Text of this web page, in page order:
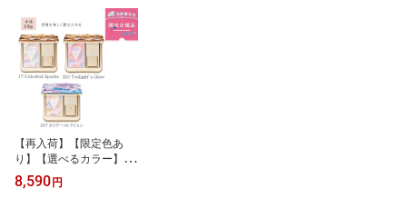
24g｜フェイスパウダー
Cle de Peau Beaute 資
生堂 ギフト プレゼント
誕生日
【再入荷】【限定色あ
り】【選べるカラー】
【国内正規品】資生堂 ク
レ・ド・ポー ボーテ ハ
8,590円